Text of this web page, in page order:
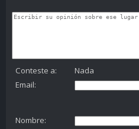
Conteste a:
Nada
Email:
Nombre: